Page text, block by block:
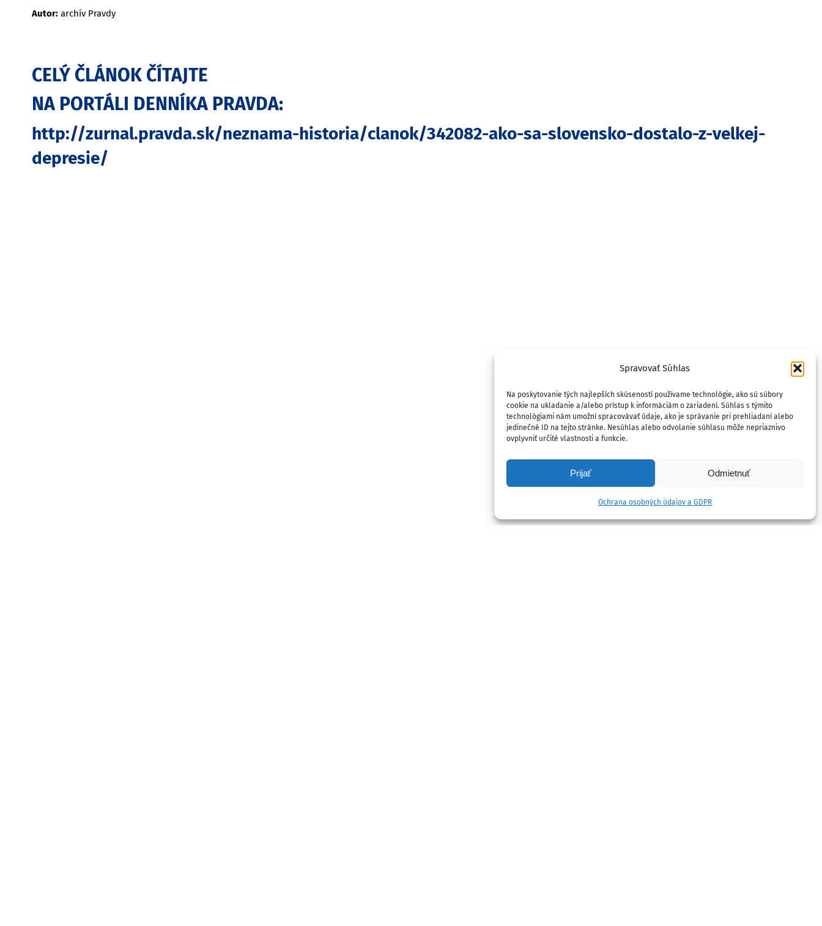
Spravovať Súhlas
Na poskytovanie tých najlepších skúseností používame technológie, ako sú súbory
cookie na ukladanie a/alebo prístup k informáciám o zariadení. Súhlas s týmito
technológiami nám umožní spracovávať údaje, ako je správanie pri prehliadaní alebo
jedinečné ID na tejto stránke. Nesúhlas alebo odvolanie súhlasu môže nepriaznivo
ovplyvniť určité vlastnosti a funkcie.
Prijať Odmietnuť
Ochrana osobných údajov a GDPR
Autor: archív Pravdy
CELÝ ČLÁNOK ČÍTAJTE
NA PORTÁLI DENNÍKA PRAVDA:
http://zurnal.pravda.sk/neznama-historia/clanok/342082-ako-sa-slovensko-dostalo-z-velkej-
depresie/